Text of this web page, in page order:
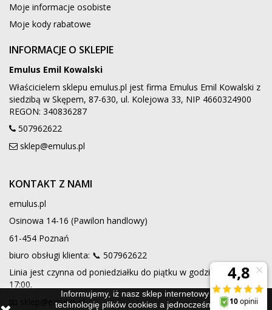
Moje informacje osobiste
Moje kody rabatowe
INFORMACJE O SKLEPIE
Emulus Emil Kowalski
Właścicielem sklepu emulus.pl jest firma Emulus Emil Kowalski z
siedzibą w Skępem, 87-630, ul. Kolejowa 33, NIP 4660324900
REGON: 340836287
507962622
sklep@emulus.pl
KONTAKT Z NAMI
emulus.pl
Osinowa 14-16 (Pawilon handlowy)
61-454 Poznań
biuro obsługi klienta: 📞 507962622
Linia jest czynna od poniedziałku do piątku w godzinach 9:00 -
17:00.
📧 sklep@emulus.pl
Informujemy, iż nasz sklep internetowy wykorzystuje
technologię plików cookies a jednocześnie nie zbiera w